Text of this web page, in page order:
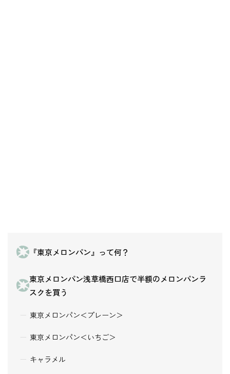
『東京メロンパン』って何？
東京メロンパン浅草橋西口店で半額のメロンパンラ
スクを買う
東京メロンパン＜プレーン＞
東京メロンパン＜いちご＞
キャラメル